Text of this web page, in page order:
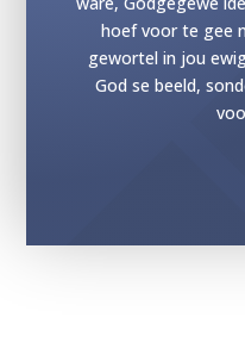
hoef voor te gee
gewortel in jou
God se beeld,